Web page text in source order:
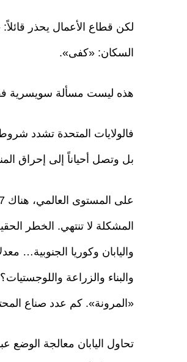
لكن قطاع الأعمال يحذر
السكان: «كفى».
هذه ليست مسألة سويسرية
فالولايات المتحدة تشدد شروط
بل وتصل أحياناً إلى إحراق
المشكلة لا تنتهي. الخطر
واليابان وكوريا الجنوبية…
والبناء والزراعة
«المرونة». كم عدد صناع
تحاول اليابان معالجة الوضع